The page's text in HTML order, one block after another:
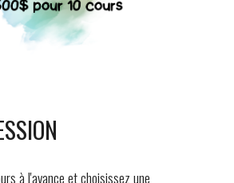
à l'avance et choisissez une